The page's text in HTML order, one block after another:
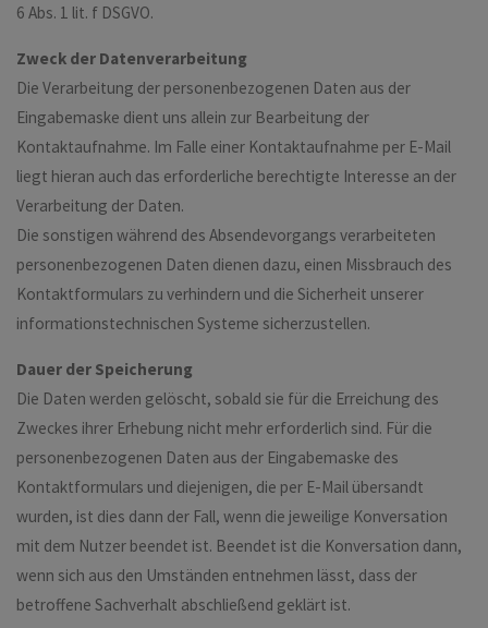
6 Abs. 1 lit. f DSGVO.
Zweck der Datenverarbeitung
Die Verarbeitung der personenbezogenen Daten aus der
Eingabemaske dient uns allein zur Bearbeitung der
Kontaktaufnahme. Im Falle einer Kontaktaufnahme per E-Mail
liegt hieran auch das erforderliche berechtigte Interesse an der
Verarbeitung der Daten.
Die sonstigen während des Absendevorgangs verarbeiteten
personenbezogenen Daten dienen dazu, einen Missbrauch des
Kontaktformulars zu verhindern und die Sicherheit unserer
informationstechnischen Systeme sicherzustellen.
Dauer der Speicherung
Die Daten werden gelöscht, sobald sie für die Erreichung des
Zweckes ihrer Erhebung nicht mehr erforderlich sind. Für die
personenbezogenen Daten aus der Eingabemaske des
Kontaktformulars und diejenigen, die per E-Mail übersandt
wurden, ist dies dann der Fall, wenn die jeweilige Konversation
mit dem Nutzer beendet ist. Beendet ist die Konversation dann,
wenn sich aus den Umständen entnehmen lässt, dass der
betroffene Sachverhalt abschließend geklärt ist.